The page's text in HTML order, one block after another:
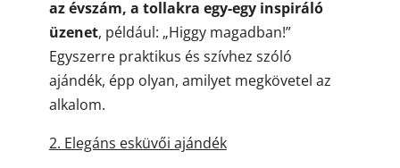
az évszám, a tollakra egy-egy inspiráló
üzenet, például: „Higgy magadban!”
Egyszerre praktikus és szívhez szóló
ajándék, épp olyan, amilyet megkövetel az
alkalom.
2. Elegáns esküvői ajándék